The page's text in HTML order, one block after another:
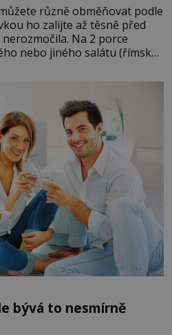
různě obměňovat podle
ho zalijte až těsně před
Na 2 porce
nebo jiného salátu (římský
✿ 4 lžíce olivového oleje ✿ 1
bývá to nesmírně